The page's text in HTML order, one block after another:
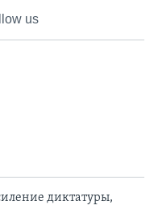
us
диктатуры,